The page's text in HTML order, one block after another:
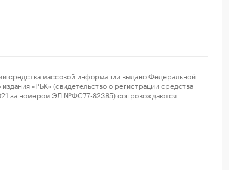
массовой информации выдано Федеральной
«РБК» (свидетельство о регистрации средства
за номером ЭЛ №ФС77-82385) сопровождаются